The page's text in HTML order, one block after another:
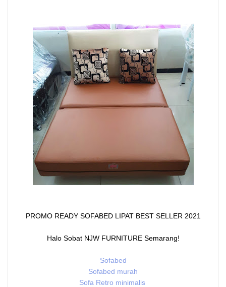
PROMO READY SOFABED LIPAT BEST SELLER 2021
Halo Sobat NJW FURNITURE Semarang!
Sofabed
Sofabed murah
Sofa Retro minimalis